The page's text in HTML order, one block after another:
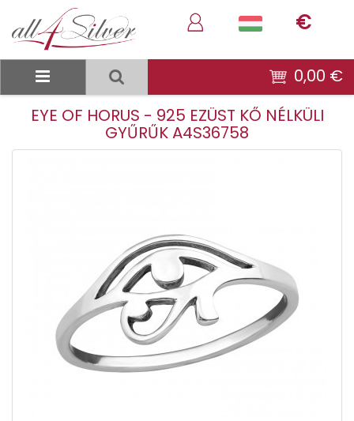
€
0,00 €
EYE OF HORUS - 925 EZÜST KŐ NÉLKÜLI
GYŰRŰK A4S36758